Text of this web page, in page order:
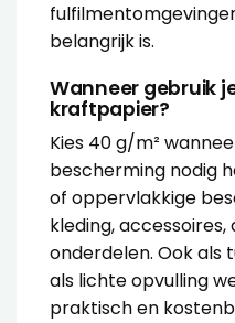
belangrijk is.
Wanneer gebruik
kraftpapier?
Kies 40 g/m²
bescherming nodig
of oppervlakkige
kleding,
onderdelen. Ook als
als lichte opvulling
praktisch en